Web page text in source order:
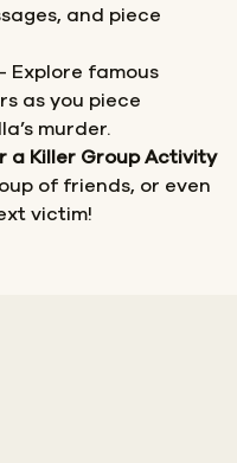
and piece
Explore famous
as you piece
murder.
a Killer Group Activity
of friends, or even
victim!